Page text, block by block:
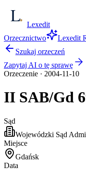
Lexedit
Orzecznictwo
Lexedit
Szukaj orzeczeń
Zapytaj AI o tę sprawę
Orzeczenie · 2004-11-10
II SAB/Gd
Sąd
Wojewódzki Sąd
Miejsce
Gdańsk
Data